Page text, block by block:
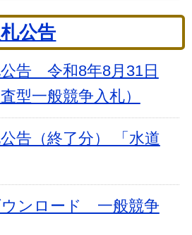
公告
告 令和8年8月31日
型一般競争入札）
告（終了分） 「水道
ウンロード 一般競争